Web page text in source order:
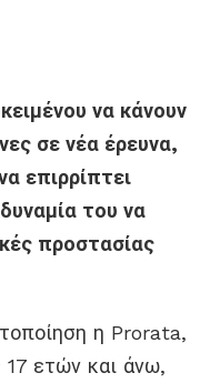
να κάνουν
σε νέα έρευνα,
επιρρίπτει
του να
προστασίας
η Prorata,
17 ετών και άνω,